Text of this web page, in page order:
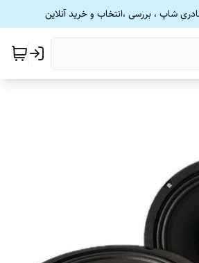
شاپ ، بررسی ،انتخاب و خرید آنلاین